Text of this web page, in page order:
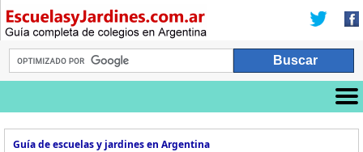
Guía de escuelas y jardines en Argentina